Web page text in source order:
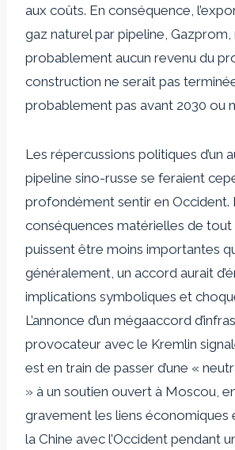
aux coûts. En conséquence,
gaz naturel par pipeline,
probablement aucun revenu du
construction ne serait pas
probablement pas avant 2030 ou
Les répercussions politiques d’un
pipeline sino-russe se feraient
profondément sentir en Occident.
conséquences matérielles de
puissent être moins importantes
généralement, un accord aurait
implications symboliques et
L’annonce d’un mégaaccord
provocateur avec le Kremlin
est en train de passer d’une «
» à un soutien ouvert à Moscou,
gravement les liens économiques
la Chine avec l’Occident pendant